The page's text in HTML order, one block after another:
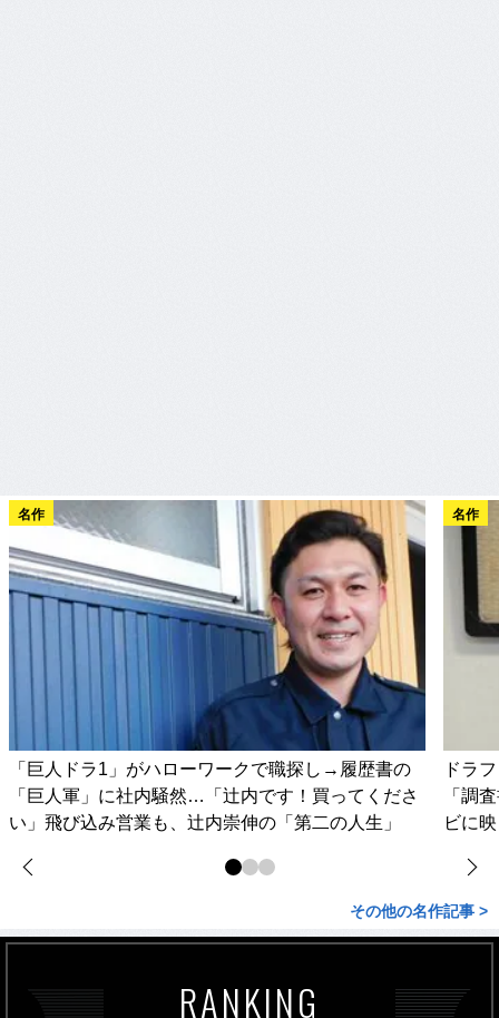
名作
「巨人ドラ1」がハローワークで職探し→履歴書の
「巨人軍」に社内騒然…「辻内です！買ってくださ
い」飛び込み営業も、辻内崇伸の「第二の人生」
名作
ドラ
「調
ビに
その他の名作記事 >
RANKING